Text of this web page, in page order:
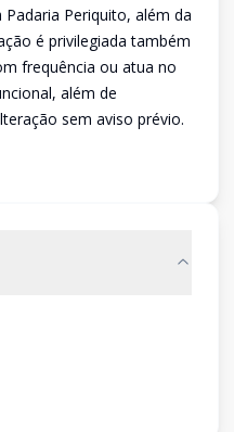
Periquito, além da
é privilegiada também
frequência ou atua no
além de
sem aviso prévio.